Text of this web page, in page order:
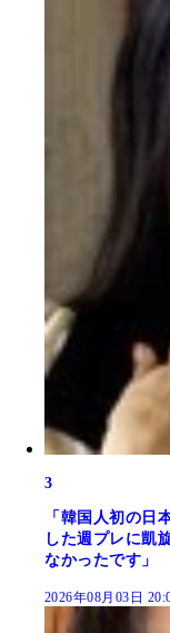
3
「韓国人初の日
した週プレに凱
なかったです」
2026年08月03日